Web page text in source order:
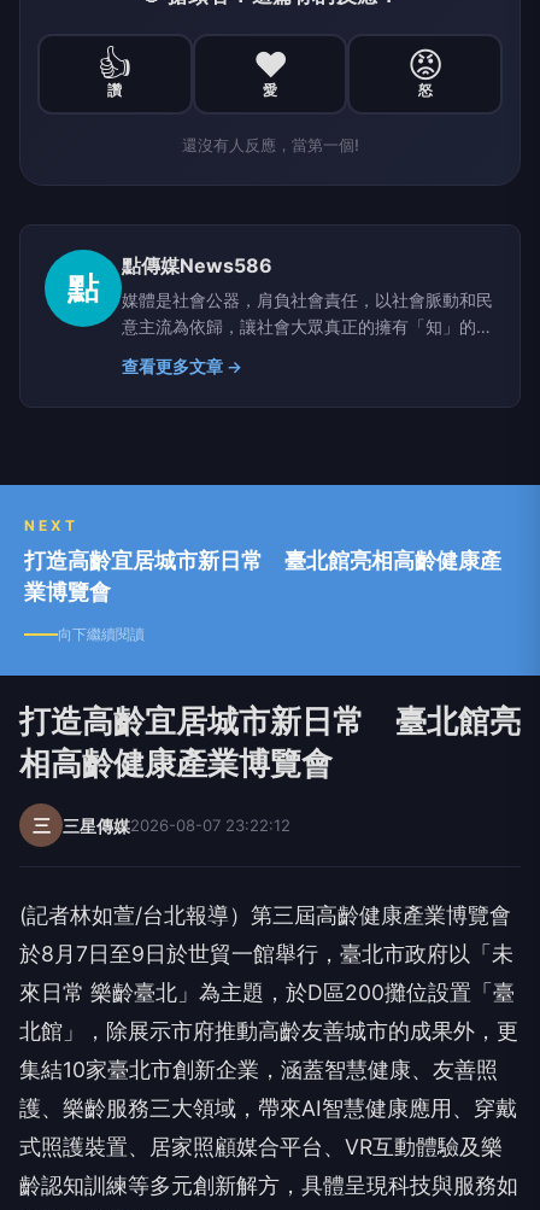
👍
讚
❤️
愛
😡
怒
還沒有人反應，當第一個!
點
點傳媒News586
媒體是社會公器，肩負社會責任，以社會脈動和民
意主流為依歸，讓社會大眾真正的擁有「知」的權
利。
查看更多文章 →
NEXT
打造高齡宜居城市新日常 臺北館亮相高齡健康產
業博覽會
向下繼續閱讀
打造高齡宜居城市新日常 臺北館亮
相高齡健康產業博覽會
三 三星傳媒2026-08-07 23:22:12
(記者林如萱/台北報導）第三屆高齡健康產業博覽會
於8月7日至9日於世貿一館舉行，臺北市政府以「未
來日常 樂齡臺北」為主題，於D區200攤位設置「臺
北館」，除展示市府推動高齡友善城市的成果外，更
集結10家臺北市創新企業，涵蓋智慧健康、友善照
護、樂齡服務三大領域，帶來AI智慧健康應用、穿戴
式照護裝置、居家照顧媒合平台、VR互動體驗及樂
齡認知訓練等多元創新解方，具體呈現科技與服務如